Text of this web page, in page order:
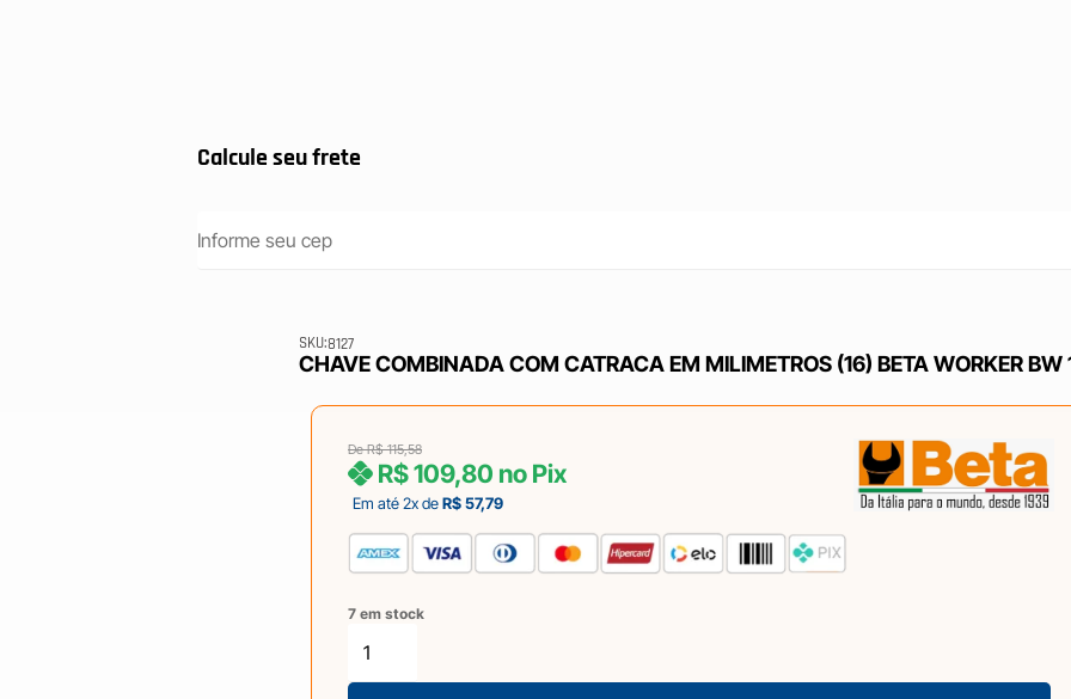
SKU:8127
CHAVE COMBINADA COM CATRACA EM MILIMETROS (16) BETA WORKER BW
DeR$115,58
Em até 2x deR$57,79
R$109,80 no Pix
7 em stock